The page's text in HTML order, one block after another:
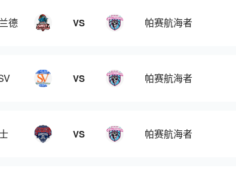
德 VS 帕赛航海者
VS 帕赛航海者
VS 帕赛航海者